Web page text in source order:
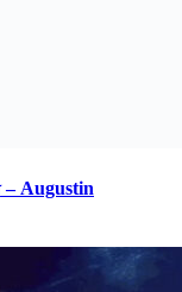
Augustin